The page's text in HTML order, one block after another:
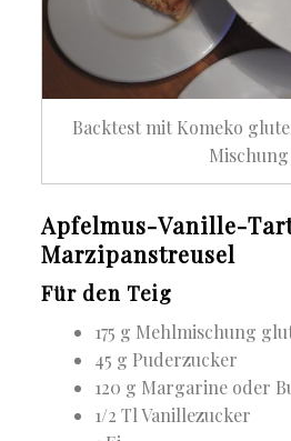
Backtest mit Komeko
Mischung
Apfelmus-Vanille-
Marzipanstreusel
Für den Teig
175 g Mehlmischung
45 g Puderzucker
120 g Margarine oder
1/2 Tl Vanillezucker